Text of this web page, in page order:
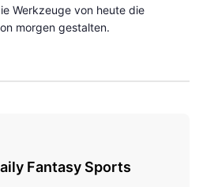
Werkzeuge von heute die
morgen gestalten.
Fantasy Sports